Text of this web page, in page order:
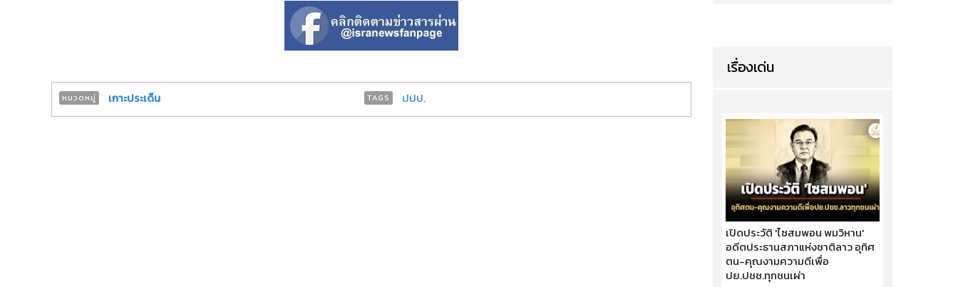
หมวดหมู่ เกาะประเด็น TAGS ปปป.
เรื่องเด่น
เปิดประวัติ 'ไซสมพอน พมวิหาน'
อดีตประธานสภาแห่งชาติลาว อุทิศ
ตน-คุณงามความดีเพื่อ
ปย.ปชช.ทุกชนเผ่า